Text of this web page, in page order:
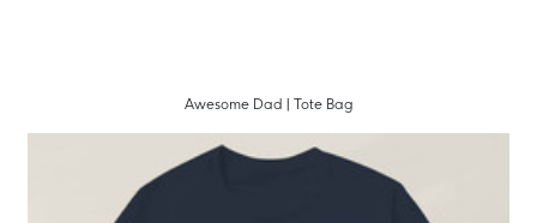
Awesome Dad | Tote Bag